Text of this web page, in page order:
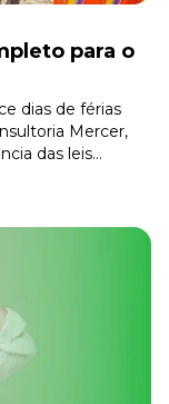
para o
dias de férias
Mercer,
das leis
12 meses para